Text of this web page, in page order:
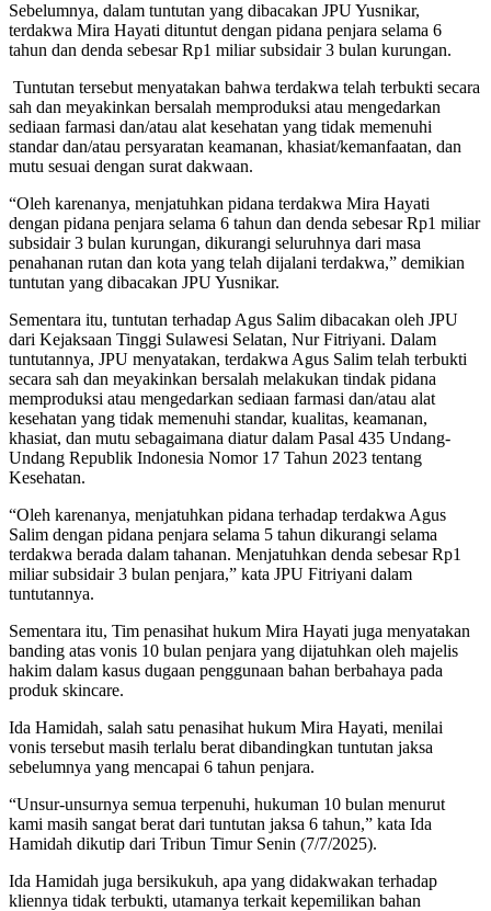
Sebelumnya, dalam tuntutan yang dibacakan JPU Yusnikar,
terdakwa Mira Hayati dituntut dengan pidana penjara selama 6
tahun dan denda sebesar Rp1 miliar subsidair 3 bulan kurungan.
Tuntutan tersebut menyatakan bahwa terdakwa telah terbukti secara
sah dan meyakinkan bersalah memproduksi atau mengedarkan
sediaan farmasi dan/atau alat kesehatan yang tidak memenuhi
standar dan/atau persyaratan keamanan, khasiat/kemanfaatan, dan
mutu sesuai dengan surat dakwaan.
“Oleh karenanya, menjatuhkan pidana terdakwa Mira Hayati
dengan pidana penjara selama 6 tahun dan denda sebesar Rp1 miliar
subsidair 3 bulan kurungan, dikurangi seluruhnya dari masa
penahanan rutan dan kota yang telah dijalani terdakwa,” demikian
tuntutan yang dibacakan JPU Yusnikar.
Sementara itu, tuntutan terhadap Agus Salim dibacakan oleh JPU
dari Kejaksaan Tinggi Sulawesi Selatan, Nur Fitriyani. Dalam
tuntutannya, JPU menyatakan, terdakwa Agus Salim telah terbukti
secara sah dan meyakinkan bersalah melakukan tindak pidana
memproduksi atau mengedarkan sediaan farmasi dan/atau alat
kesehatan yang tidak memenuhi standar, kualitas, keamanan,
khasiat, dan mutu sebagaimana diatur dalam Pasal 435 Undang-
Undang Republik Indonesia Nomor 17 Tahun 2023 tentang
Kesehatan.
“Oleh karenanya, menjatuhkan pidana terhadap terdakwa Agus
Salim dengan pidana penjara selama 5 tahun dikurangi selama
terdakwa berada dalam tahanan. Menjatuhkan denda sebesar Rp1
miliar subsidair 3 bulan penjara,” kata JPU Fitriyani dalam
tuntutannya.
Sementara itu, Tim penasihat hukum Mira Hayati juga menyatakan
banding atas vonis 10 bulan penjara yang dijatuhkan oleh majelis
hakim dalam kasus dugaan penggunaan bahan berbahaya pada
produk skincare.
Ida Hamidah, salah satu penasihat hukum Mira Hayati, menilai
vonis tersebut masih terlalu berat dibandingkan tuntutan jaksa
sebelumnya yang mencapai 6 tahun penjara.
“Unsur-unsurnya semua terpenuhi, hukuman 10 bulan menurut
kami masih sangat berat dari tuntutan jaksa 6 tahun,” kata Ida
Hamidah dikutip dari Tribun Timur Senin (7/7/2025).
Ida Hamidah juga bersikukuh, apa yang didakwakan terhadap
kliennya tidak terbukti, utamanya terkait kepemilikan bahan